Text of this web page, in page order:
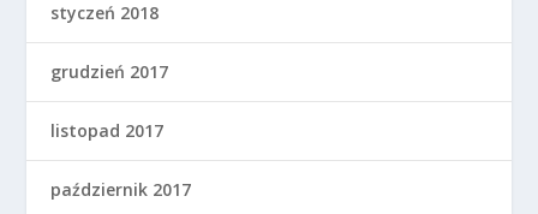
styczeń 2018
grudzień 2017
listopad 2017
październik 2017